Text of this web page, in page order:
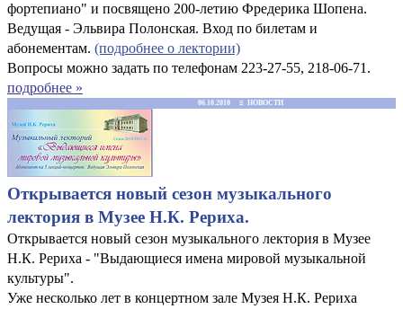
фортепиано" и посвящено 200-летию Фредерика Шопена.
Ведущая - Эльвира Полонская. Вход по билетам и
абонементам. (подробнее о лектории)
Вопросы можно задать по телефонам 223-27-55, 218-06-71.
подробнее »
06.10.2010 ≡ НОВОСТИ
Открывается новый сезон музыкального
лектория в Музее Н.К. Рериха.
Открывается новый сезон музыкального лектория в Музее
Н.К. Рериха - "Выдающиеся имена мировой музыкальной
культуры".
Уже несколько лет в концертном зале Музея Н.К. Рериха